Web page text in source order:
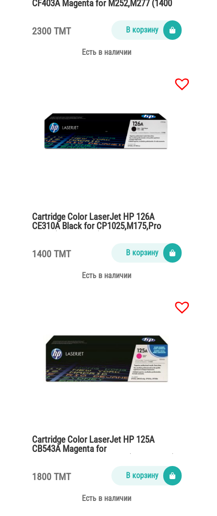
CF403A Magenta for M252,M277 (1400
2300 TMT В корзину
Есть в наличии
Cartridge Color LaserJet HP 126A
CE310A Black for CP1025,M175,Pro
1400 TMT В корзину
Есть в наличии
Cartridge Color LaserJet HP 125A
CB543A Magenta for
1800 TMT В корзину
Есть в наличии